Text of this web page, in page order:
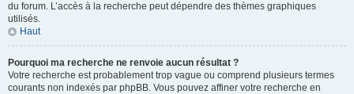
du forum. L’accès à la recherche peut dépendre des thèmes graphiques
utilisés.
Haut
Pourquoi ma recherche ne renvoie aucun résultat ?
Votre recherche est probablement trop vague ou comprend plusieurs termes
courants non indexés par phpBB. Vous pouvez affiner votre recherche en